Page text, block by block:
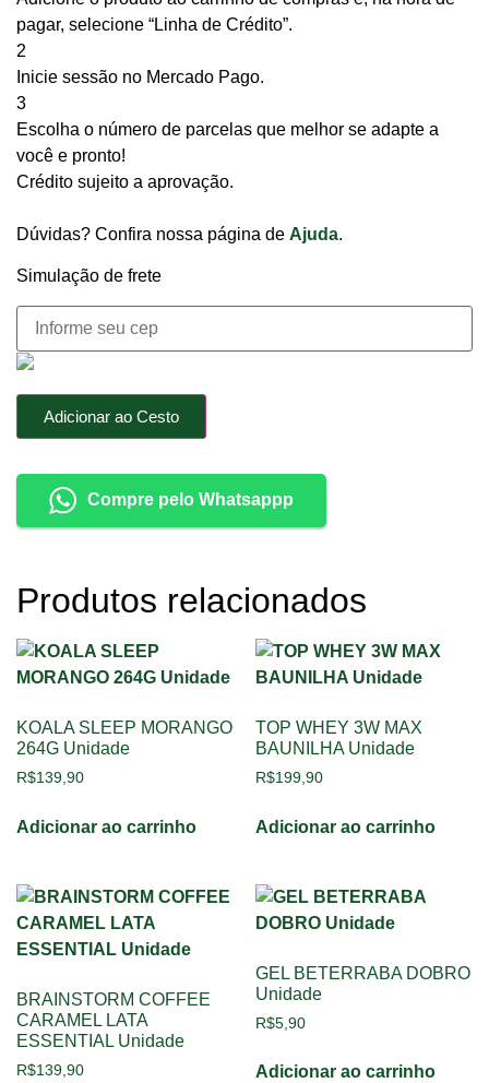
pagar, selecione “Linha de Crédito”.
2
Inicie sessão no Mercado Pago.
3
Escolha o número de parcelas que melhor se adapte a
você e pronto!
Crédito sujeito a aprovação.
Dúvidas? Confira nossa página de Ajuda.
Simulação de frete
Adicionar ao Cesto
Compre pelo Whatsappp
Produtos relacionados
KOALA SLEEP MORANGO
264G Unidade
R$139,90
Adicionar ao carrinho
TOP WHEY 3W MAX
BAUNILHA Unidade
R$199,90
Adicionar ao carrinho
BRAINSTORM COFFEE
CARAMEL LATA
ESSENTIAL Unidade
R$139,90
GEL BETERRABA DOBRO
Unidade
R$5,90
Adicionar ao carrinho